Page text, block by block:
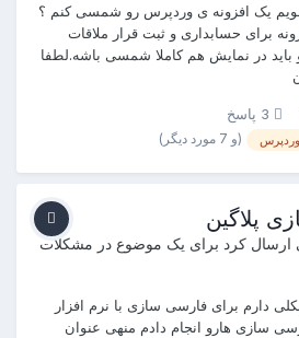
یک افزونه ی وردپرس رو شمسی کنم ؟
برای حسابداری و ثبت قرار ملاقات
باید در نمایش هم کاملا شمسی باشه.لطفا
وردپرس (و 7 مورد دیگر)
پلاگین
ارسال کرد برای یک موضوع در مشکلات
دارم برای فارسی سازی با نرم افزار
سازی هارو انجام دادم منهی عنوان